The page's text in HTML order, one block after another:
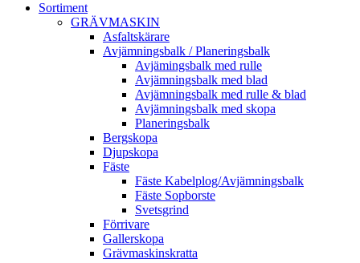
Sortiment
GRÄV­MASKIN
Asfalt­skärare
Avjämnings­balk / Planeringsbalk
Avjämingsbalk med rulle
Avjämningsbalk med blad
Avjämningsbalk med rulle & blad
Avjämningsbalk med skopa
Planerings­balk
Berg­skopa
Djup­skopa
Fäste
Fäste Kabel­­plog/­Avjämnings­­balk
Fäste Sop­borste
Svets­grind
Förrivare
Galler­skopa
Gräv­maskins­kratta